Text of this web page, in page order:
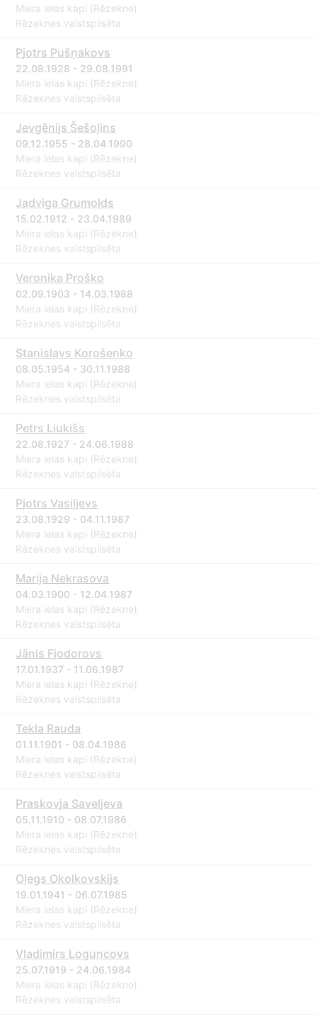
Miera ielas kapi (Rēzekne)
Rēzeknes valstspilsēta
Pjotrs Pušņakovs
22.08.1928 - 29.08.1991
Miera ielas kapi (Rēzekne)
Rēzeknes valstspilsēta
Jevgēnijs Šešoļins
09.12.1955 - 28.04.1990
Miera ielas kapi (Rēzekne)
Rēzeknes valstspilsēta
Jadviga Grumolds
15.02.1912 - 23.04.1989
Miera ielas kapi (Rēzekne)
Rēzeknes valstspilsēta
Veronika Proško
02.09.1903 - 14.03.1988
Miera ielas kapi (Rēzekne)
Rēzeknes valstspilsēta
Stanislavs Korošenko
08.05.1954 - 30.11.1988
Miera ielas kapi (Rēzekne)
Rēzeknes valstspilsēta
Petrs Liukišs
22.08.1927 - 24.06.1988
Miera ielas kapi (Rēzekne)
Rēzeknes valstspilsēta
Pjotrs Vasiļjevs
23.08.1929 - 04.11.1987
Miera ielas kapi (Rēzekne)
Rēzeknes valstspilsēta
Marija Nekrasova
04.03.1900 - 12.04.1987
Miera ielas kapi (Rēzekne)
Rēzeknes valstspilsēta
Jānis Fjodorovs
17.01.1937 - 11.06.1987
Miera ielas kapi (Rēzekne)
Rēzeknes valstspilsēta
Tekla Rauda
01.11.1901 - 08.04.1986
Miera ielas kapi (Rēzekne)
Rēzeknes valstspilsēta
Praskovja Saveljeva
05.11.1910 - 08.07.1986
Miera ielas kapi (Rēzekne)
Rēzeknes valstspilsēta
Oļegs Okolkovskijs
19.01.1941 - 06.07.1985
Miera ielas kapi (Rēzekne)
Rēzeknes valstspilsēta
Vladimirs Loguncovs
25.07.1919 - 24.06.1984
Miera ielas kapi (Rēzekne)
Rēzeknes valstspilsēta